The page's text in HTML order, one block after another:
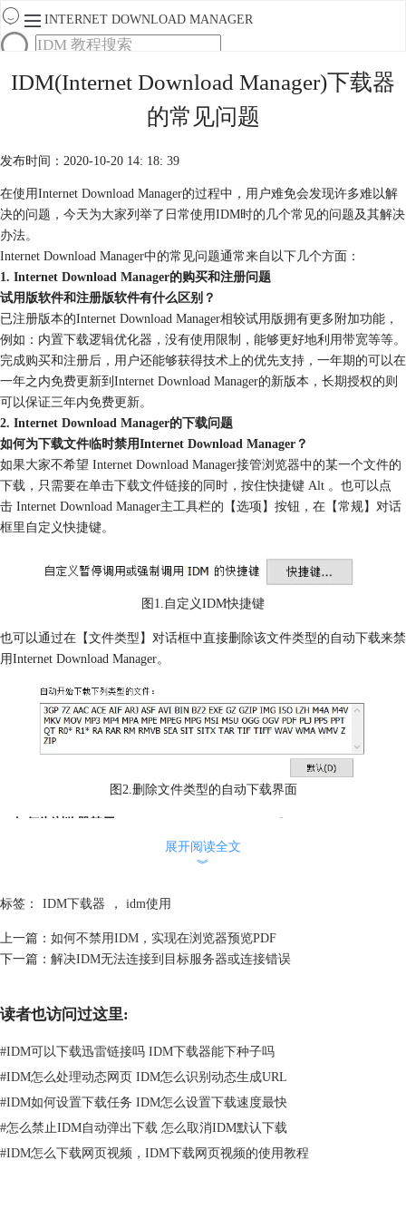
INTERNET DOWNLOAD MANAGER
首页
产品
购买
IDM(Internet Download Manager)下载器
的常见问题
发布时间：2020-10-20 14: 18: 39
在使用Internet Download Manager的过程中，用户难免会发现许多难以解
决的问题，今天为大家列举了日常使用IDM时的几个常见的问题及其解决
办法。
Internet Download Manager中的常见问题通常来自以下几个方面：
1. Internet Download Manager的购买和注册问题
试用版软件和注册版软件有什么区别？
已注册版本的Internet Download Manager相较试用版拥有更多附加功能，
例如：内置下载逻辑优化器，没有使用限制，能够更好地利用带宽等等。
完成购买和注册后，用户还能够获得技术上的优先支持，一年期的可以在
一年之内免费更新到Internet Download Manager的新版本，长期授权的则
可以保证三年内免费更新。
2. Internet Download Manager的下载问题
如何为下载文件临时禁用Internet Download Manager？
如果大家不希望 Internet Download Manager接管浏览器中的某一个文件的
下载，只需要在单击下载文件链接的同时，按住快捷键 Alt 。也可以点
击 Internet Download Manager主工具栏的【选项】按钮，在【常规】对话
框里自定义快捷键。
图1.自定义IDM快捷键
也可以通过在【文件类型】对话框中直接删除该文件类型的自动下载来禁
用Internet Download Manager。
图2.删除文件类型的自动下载界面
3. 如何为浏览器禁用 Internet Download Manager？
如果用户不希望 Internet Download Manager接管某个浏览器中的全部下
载，可以通过点击 Internet Download Manager主工具栏的【选项】按钮。
图3.关闭浏览器的集成功能界面
4. 如何改善Internet Download Manager的下载速度？
如果用户觉得Internet Download Manager的下载速度太慢，点击主工具栏
的【选项】按钮，在【连接】对话框中选择较高速率的连接类型。
图4.修改连接类型界面
也可以尝试减小【默认最大连接数】，可以有效提高用户的下载速度。同
展开阅读全文
︾
标签： IDM下载器 ， idm使用
上一篇： 如何不禁用IDM，实现在浏览器预览PDF
下一篇： 解决IDM无法连接到目标服务器或连接错误
读者也访问过这里:
#IDM可以下载迅雷链接吗 IDM下载器能下种子吗
#IDM怎么处理动态网页 IDM怎么识别动态生成URL
#IDM如何设置下载任务 IDM怎么设置下载速度最快
#怎么禁止IDM自动弹出下载 怎么取消IDM默认下载
#IDM怎么下载网页视频，IDM下载网页视频的使用教程